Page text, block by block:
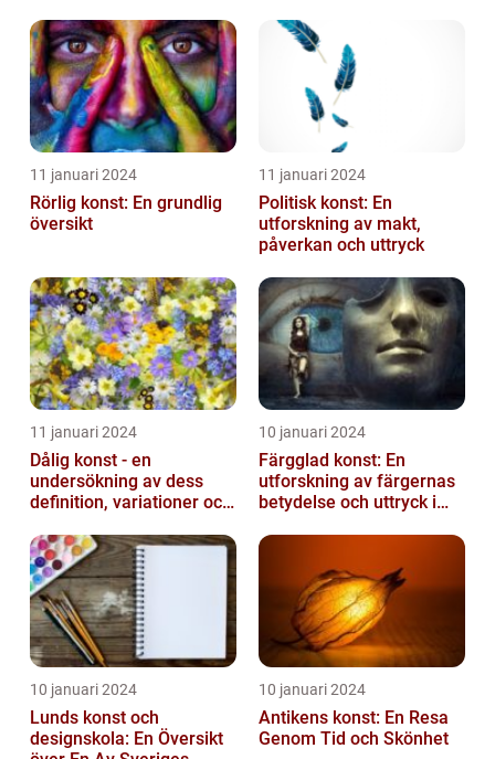
11 januari 2024
Rörlig konst: En grundlig
översikt
11 januari 2024
Politisk konst: En
utforskning av makt,
påverkan och uttryck
11 januari 2024
Dålig konst - en
undersökning av dess
definition, variationer och
10 januari 2024
Färgglad konst: En
utforskning av färgernas
betydelse och uttryck i
10 januari 2024
Lunds konst och
designskola: En Översikt
10 januari 2024
Antikens konst: En Resa
Genom Tid och Skönhet